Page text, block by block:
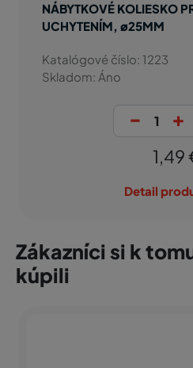
NÁBYTKOVÉ KOLIESKO
UCHYTENÍM, ø25MM
Katalógové číslo: 1223
Skladom: Áno
- +
1,49
Detail
Zákazníci si k
kúpili